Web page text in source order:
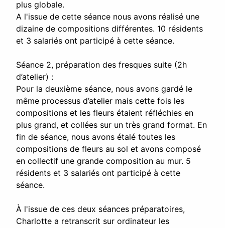
plus globale.
A l'issue de cette séance nous avons réalisé une
dizaine de compositions différentes. 10 résidents
et 3 salariés ont participé à cette séance.
Séance 2, préparation des fresques suite (2h
d’atelier) :
Pour la deuxième séance, nous avons gardé le
même processus d’atelier mais cette fois les
compositions et les fleurs étaient réfléchies en
plus grand, et collées sur un très grand format. En
fin de séance, nous avons étalé toutes les
compositions de fleurs au sol et avons composé
en collectif une grande composition au mur. 5
résidents et 3 salariés ont participé à cette
séance.
À l'issue de ces deux séances préparatoires,
Charlotte a retranscrit sur ordinateur les